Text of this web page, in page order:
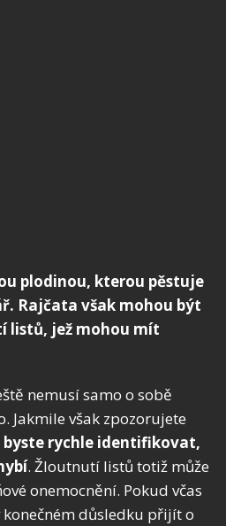
plodinou, kterou pěstuje
Rajčata však mohou být
listů, jež mohou mít
nemusí samo o sobě
Jakmile však zpozorujete
byste rychle identifikovat,
. Žloutnutí listů totiž může
onemocnění. Pokud včas
konečném důsledku přijít o